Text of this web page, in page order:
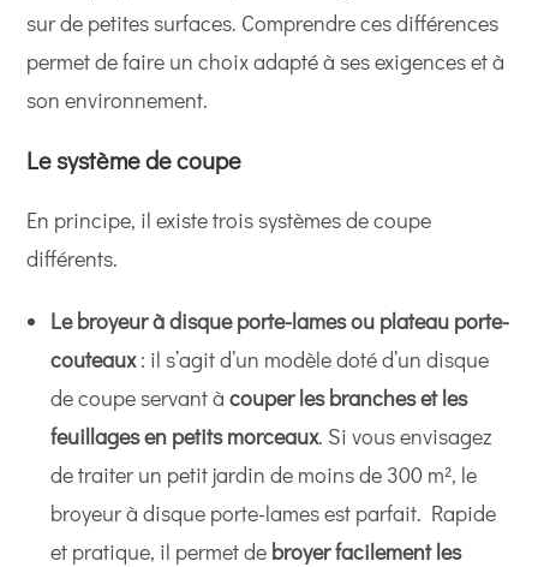
sur de petites surfaces. Comprendre ces différences
permet de faire un choix adapté à ses exigences et à
son environnement.
Le système de coupe
En principe, il existe trois systèmes de coupe
différents.
Le broyeur à disque porte-lames ou plateau porte-
couteaux: il s’agit d’un modèle doté d’un disque
de coupe servant àcouper les branches et les
feuillages en petits morceaux. Si vous envisagez
de traiter un petit jardin de moins de 300 m², le
broyeur à disque porte-lames est parfait. Rapide
et pratique, il permet de broyer facilement les